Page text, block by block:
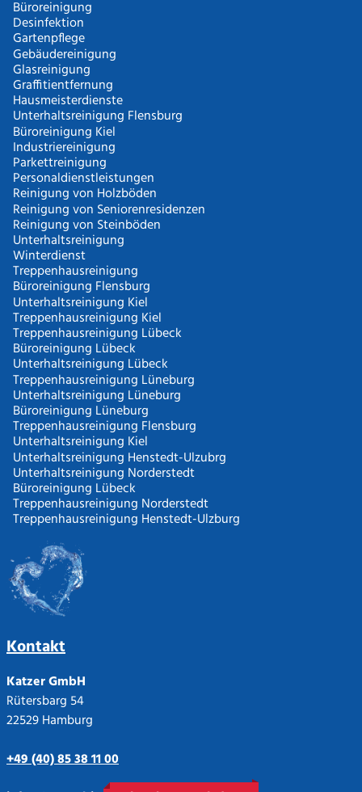
Büroreinigung
Desinfektion
Gartenpflege
Gebäudereinigung
Glasreinigung
Graffitientfernung
Hausmeisterdienste
Unterhaltsreinigung Flensburg
Büroreinigung Kiel
Industriereinigung
Parkettreinigung
Personaldienstleistungen
Reinigung von Holzböden
Reinigung von Seniorenresidenzen
Reinigung von Steinböden
Unterhaltsreinigung
Winterdienst
Treppenhausreinigung
Büroreinigung Flensburg
Unterhaltsreinigung Kiel
Treppenhausreinigung Kiel
Treppenhausreinigung Lübeck
Büroreinigung Lübeck
Unterhaltsreinigung Lübeck
Treppenhausreinigung Lüneburg
Unterhaltsreinigung Lüneburg
Büroreinigung Lüneburg
Treppenhausreinigung Flensburg
Unterhaltsreinigung Kiel
Unterhaltsreinigung Henstedt-Ulzubrg
Unterhaltsreinigung Norderstedt
Büroreinigung Lübeck
Treppenhausreinigung Norderstedt
Treppenhausreinigung Henstedt-Ulzburg
Kontakt
Katzer GmbH
Rütersbarg 54
22529 Hamburg
+49 (40) 85 38 11 00